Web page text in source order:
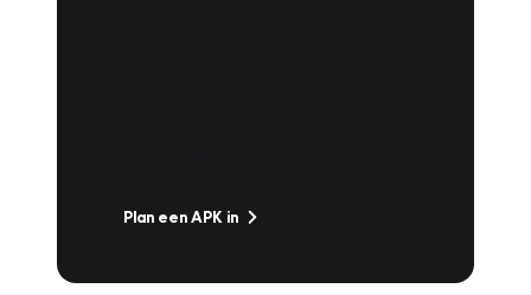
Plan een APK in